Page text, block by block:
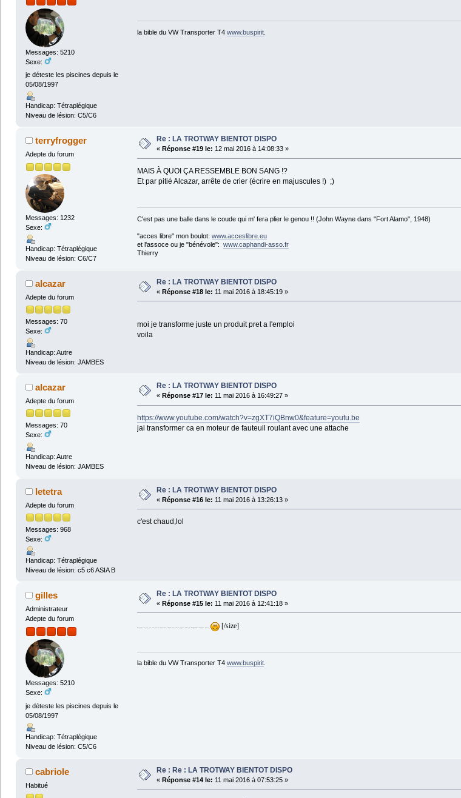
Messages: 5210
Sexe:
je déteste les piscines depuis le
05/08/1997
Handicap: Tétraplégique
Niveau de lésion: C5/C6
la bible du VW Transporter T4 www.buspirit.
terryfrogger
Adepte du forum
Messages: 1232
Sexe:
Handicap: Tétraplégique
Niveau de lésion: C6/C7
Re : LA TROTWAY BIENTOT DISPO
« Réponse #19 le: 12 mai 2016 à 14:08:33 »
MAIS À QUOI ÇA RESSEMBLE BON SANG !?
Et par pitié Alcazar, arrête de crier (écrire en majuscules !) ;)
C'est pas une balle dans le coude qui m' fera plier le genou !! (John Wayne dans "Fort Alamo", 1948)
"acces libre" mon boulot: www.acceslibre.eu
et l'assoce ou je "bénévole": www.caphandi-asso.fr
Thierry
alcazar
Adepte du forum
Messages: 70
Sexe:
Handicap: Autre
Niveau de lésion: JAMBES
Re : LA TROTWAY BIENTOT DISPO
« Réponse #18 le: 11 mai 2016 à 18:45:19 »
moi je transforme juste un produit pret a l'emploi
voila
alcazar
Adepte du forum
Messages: 70
Sexe:
Handicap: Autre
Niveau de lésion: JAMBES
Re : LA TROTWAY BIENTOT DISPO
« Réponse #17 le: 11 mai 2016 à 16:49:27 »
https://www.youtube.com/watch?v=zgXT7iQBnw0&feature=youtu.be
jai transformer ca en moteur de fauteuil roulant avec une attache
letetra
Adepte du forum
Messages: 968
Sexe:
Handicap: Tétraplégique
Niveau de lésion: c5 c6 ASIA B
Re : LA TROTWAY BIENTOT DISPO
« Réponse #16 le: 11 mai 2016 à 13:26:13 »
c'est chaud,lol
gilles
Administrateur
Adepte du forum
Messages: 5210
Sexe:
je déteste les piscines depuis le
05/08/1997
Handicap: Tétraplégique
Niveau de lésion: C5/C6
Re : LA TROTWAY BIENTOT DISPO
« Réponse #15 le: 11 mai 2016 à 12:41:18 »
[/size]
la bible du VW Transporter T4 www.buspirit.
cabriole
Habitué
Re : Re : LA TROTWAY BIENTOT DISPO
« Réponse #14 le: 11 mai 2016 à 07:53:25 »